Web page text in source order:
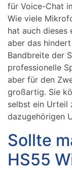
für Voice-Chat
Wie viele
hat auch dieses
aber das
Bandbreite der
professionelle
aber für den
großartig. Sie
selbst ein Urteil
dazugehörigen
Sollte
HS55